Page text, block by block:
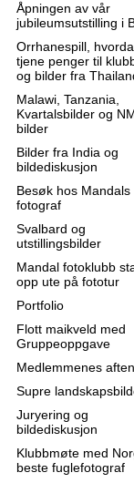
Åpningen av vår
jubileumsutstilling i
Orrhanespill,
tjene penger til
og bilder fra
Malawi, Tanzania,
Kvartalsbilder og
bilder
Bilder fra India og
bildediskusjon
Besøk hos Mandals
fotograf
Svalbard og
utstillingsbilder
Mandal fotoklubb
opp ute på fototur
Portfolio
Flott maikveld med
Gruppeoppgave
Medlemmenes aften
Supre
Juryering og
bildediskusjon
Klubbmøte med
beste fuglefotograf